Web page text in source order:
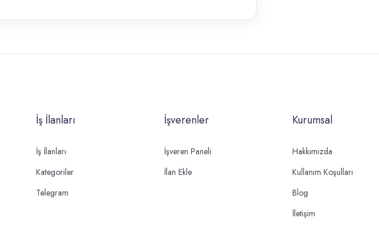
İş İlanları
İş İlanları
Kategoriler
Telegram
İşverenler
İşveren Paneli
İlan Ekle
Kurumsal
Hakkımızda
Kullanım Koşulları
Blog
İletişim